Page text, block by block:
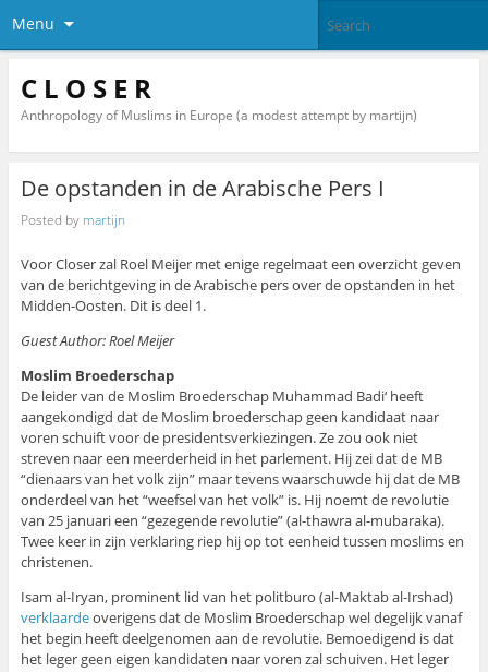
Menu
C L O S E R
Anthropology of Muslims in Europe (a modest attempt by martijn)
De opstanden in de Arabische Pers I
Posted by martijn
Voor Closer zal Roel Meijer met enige regelmaat een overzicht geven
van de berichtgeving in de Arabische pers over de opstanden in het
Midden-Oosten. Dit is deel 1.
Guest Author: Roel Meijer
Moslim Broederschap
De leider van de Moslim Broederschap Muhammad Badi‘ heeft
aangekondigd dat de Moslim broederschap geen kandidaat naar
voren schuift voor de presidentsverkiezingen. Ze zou ook niet
streven naar een meerderheid in het parlement. Hij zei dat de MB
“dienaars van het volk zijn” maar tevens waarschuwde hij dat de MB
onderdeel van het “weefsel van het volk” is. Hij noemt de revolutie
van 25 januari een “gezegende revolutie” (al-thawra al-mubaraka).
Twee keer in zijn verklaring riep hij op tot eenheid tussen moslims en
christenen.
Isam al-Iryan, prominent lid van het politburo (al-Maktab al-Irshad)
verklaardeoverigens dat de Moslim Broederschap wel degelijk vanaf
het begin heeft deelgenomen aan de revolutie. Bemoedigend is dat
het leger geen eigen kandidaten naar voren zal schuiven. Het leger